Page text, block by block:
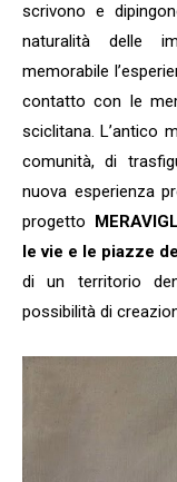
scrivono e
naturalità delle
memorabile
contatto con le
sciclitana. L’antico
comunità, di
nuova esperienza
progetto
le vie e le piazze
di un territorio
possibilità di